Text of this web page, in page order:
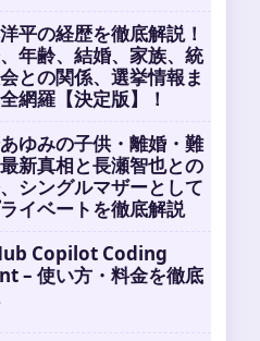
平の経歴を徹底解説！
年齢、結婚、家族、統
との関係、選挙情報ま
網羅【決定版】！
ゆみの子供・離婚・難
新真相と長瀬智也との
シングルマザーとして
イベートを徹底解説
Copilot Coding
– 使い方・料金を徹底